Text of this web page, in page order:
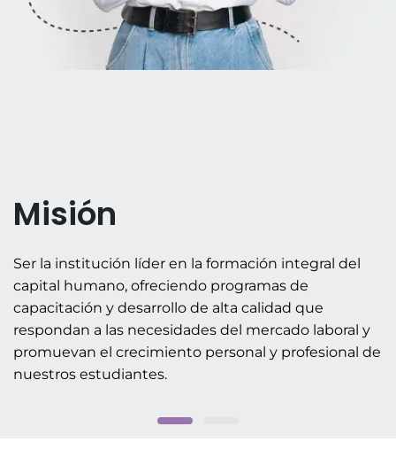
Misión
Ser la institución líder en la formación integral del
capital humano, ofreciendo programas de
capacitación y desarrollo de alta calidad que
respondan a las necesidades del mercado laboral y
promuevan el crecimiento personal y profesional de
nuestros estudiantes.